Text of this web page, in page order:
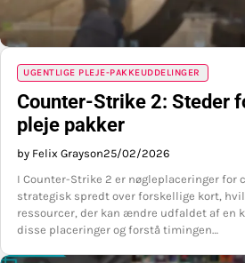
UGENTLIGE PLEJE-PAKKEUDDELINGER
Counter-Strike 2: Steder
pleje pakker
by Felix Grayson25/02/2026
I Counter-Strike 2 er nøgleplaceringer for
strategisk spredt over forskellige kort,
ressourcer, der kan ændre udfaldet af en
disse placeringer og forstå timingen…